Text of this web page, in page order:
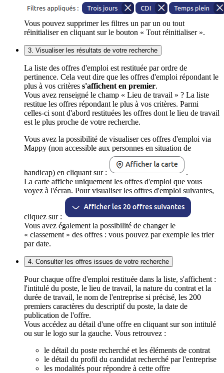
Vous pouvez supprimer les filtres un par un ou tout
réinitialiser en cliquant sur le bouton « Tout réinitialiser ».
3. Visualiser les résultats de votre recherche
La liste des offres d'emploi est restituée par ordre de
pertinence. Cela veut dire que les offres d'emploi répondant le
plus à vos critères s'affichent en premier.
Vous avez renseigné le champ « Lieu de travail » ? La liste
restitue les offres répondant le plus à vos critères. Parmi
celles-ci sont d'abord restituées les offres dont le lieu de travail
est le plus proche de votre recherche.
Vous avez la possibilité de visualiser ces offres d'emploi via
Mappy (non accessible aux personnes en situation de
handicap) en cliquant sur :
.
La carte affiche uniquement les offres d'emploi que vous
voyez à l'écran. Pour visualiser les offres d'emploi suivantes,
cliquez sur :
Vous avez également la possibilité de changer le
« classement » des offres : vous pouvez par exemple les trier
par date.
4. Consulter les offres issues de votre recherche
Pour chaque offre d'emploi restituée dans la liste, s'affichent :
l'intitulé du poste, le lieu de travail, la nature du contrat et la
durée de travail, le nom de l'entreprise si précisé, les 200
premiers caractères du descriptif du poste, la date de
publication de l'offre.
Vous accédez au détail d'une offre en cliquant sur son intitulé
ou sur le logo sur la gauche. Vous retrouvez :
le détail du poste recherché et les éléments de contrat
le détail du profil du candidat recherché par l'entreprise
les modalités pour répondre à cette offre